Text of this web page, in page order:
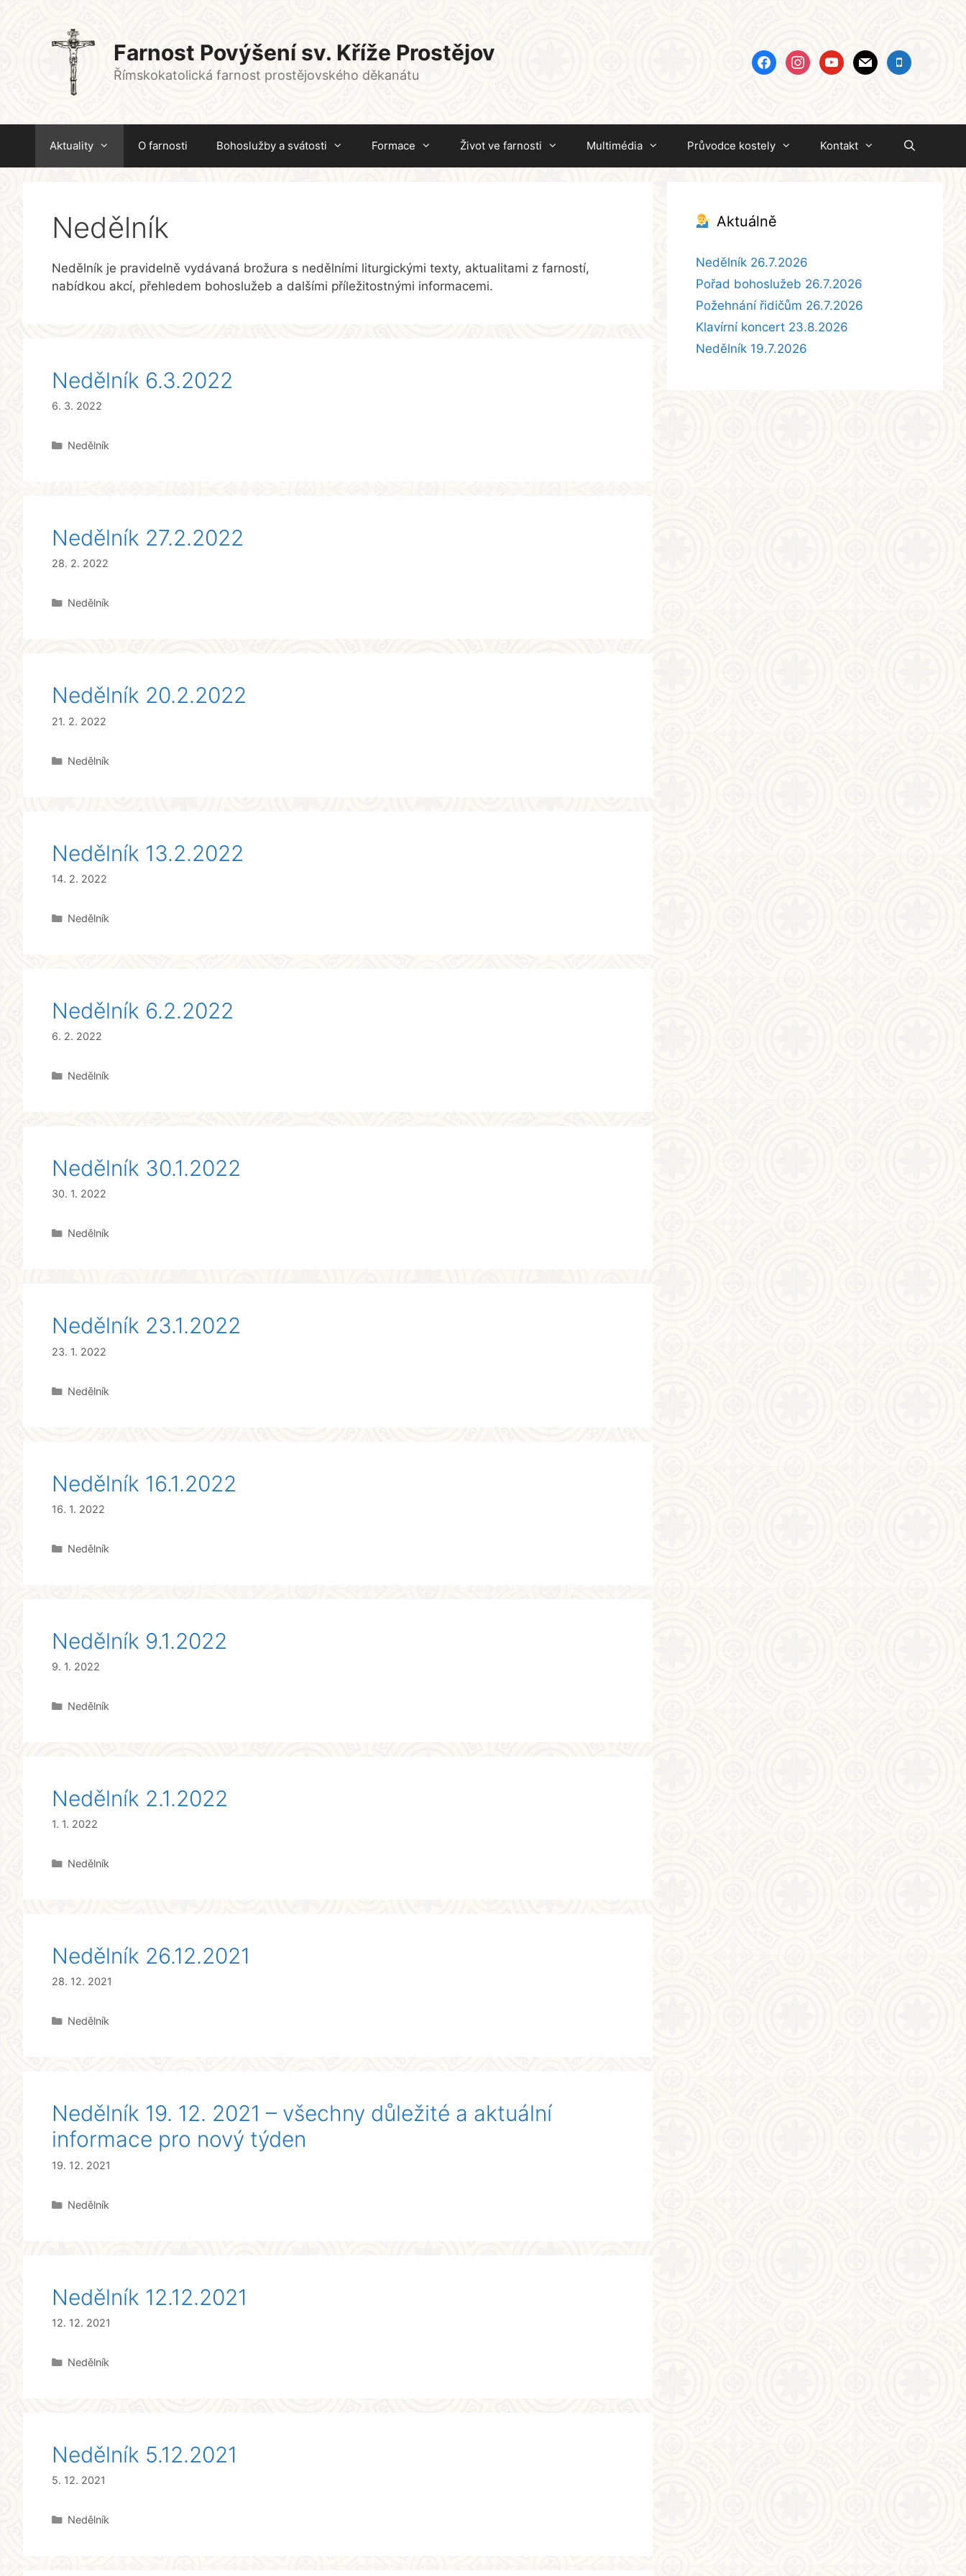
facebookinstagramyoutubemail mobile
Farnost Povýšení sv. Kříže Prostějov
Římskokatolická farnost prostějovského děkanátu
Aktuality O farnosti Bohoslužby a svátosti Formace Život ve farnosti Multimédia Průvodce kostely Kontakt
Nedělník
Nedělník je pravidelně vydávaná brožura s nedělními liturgickými texty, aktualitami z farností,
nabídkou akcí, přehledem bohoslužeb a dalšími příležitostnými informacemi.
Nedělník 6.3.2022
6. 3. 2022
Rubriky
Nedělník
Nedělník 27.2.2022
28. 2. 2022
Rubriky
Nedělník
Nedělník 20.2.2022
21. 2. 2022
Rubriky
Nedělník
Nedělník 13.2.2022
14. 2. 2022
Rubriky
Nedělník
Nedělník 6.2.2022
6. 2. 2022
Rubriky
Nedělník
Nedělník 30.1.2022
30. 1. 2022
Rubriky
Nedělník
Nedělník 23.1.2022
23. 1. 2022
Rubriky
Nedělník
Nedělník 16.1.2022
16. 1. 2022
Rubriky
Nedělník
Nedělník 9.1.2022
9. 1. 2022
Rubriky
Nedělník
Nedělník 2.1.2022
1. 1. 2022
Rubriky
Nedělník
Nedělník 26.12.2021
28. 12. 2021
Rubriky
Nedělník
Nedělník 19. 12. 2021 – všechny důležité a aktuální
informace pro nový týden
19. 12. 2021
Rubriky
Nedělník
Nedělník 12.12.2021
12. 12. 2021
Rubriky
Nedělník
Nedělník 5.12.2021
5. 12. 2021
Rubriky
Nedělník
Aktuálně
Nedělník 26.7.2026
Pořad bohoslužeb 26.7.2026
Požehnání řidičům 26.7.2026
Klavírní koncert 23.8.2026
Nedělník 19.7.2026